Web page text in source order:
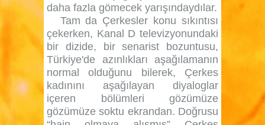
daha fazla gömecek yarışındaydılar.
Tam da Çerkesler konu sıkıntısı
çekerken, Kanal D televizyonundaki
bir dizide, bir senarist bozuntusu,
Türkiye'de azınlıkları aşağılamanın
normal olduğunu bilerek, Çerkes
kadınını aşağılayan diyaloglar
içeren bölümleri gözümüze
gözümüze soktu ekrandan. Doğrusu